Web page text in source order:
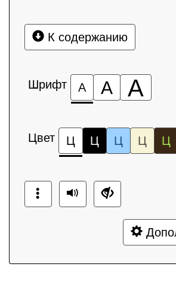
К содержанию
Шрифт А А А
Цвет Ц Ц Ц Ц Ц